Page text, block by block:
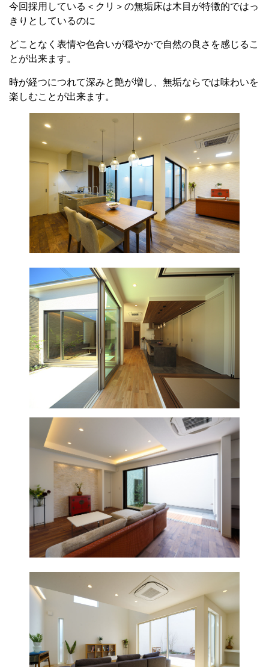
今回採用している＜クリ＞の無垢床は木目が特徴的ではっ
きりとしているのに
どことなく表情や色合いが穏やかで自然の良さを感じるこ
とが出来ます。
時が経つにつれて深みと艶が増し、無垢ならでは味わいを
楽しむことが出来ます。